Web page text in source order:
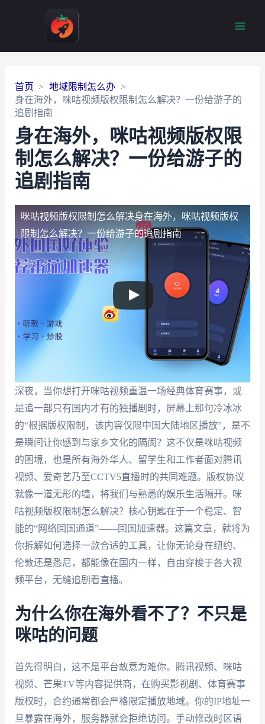
首页
地域限制怎么办
身在海外，咪咕视频版权限制怎么解决？一份给游子的
追剧指南
身在海外，咪咕视频版权限
制怎么解决？一份给游子的
追剧指南
咪咕视频版权限制怎么解决身在海外，咪咕视频版权
限制怎么解决？一份给游子的追剧指南
深夜，当你想打开咪咕视频重温一场经典体育赛事，或
是追一部只有国内才有的独播剧时，屏幕上那句冷冰冰
的“根据版权限制，该内容仅限中国大陆地区播放”，是不
是瞬间让你感到与家乡文化的隔阂？这不仅是咪咕视频
的困境，也是所有海外华人、留学生和工作者面对腾讯
视频、爱奇艺乃至CCTV5直播时的共同难题。版权协议
就像一道无形的墙，将我们与熟悉的娱乐生活隔开。咪
咕视频版权限制怎么解决？核心钥匙在于一个稳定、智
能的“网络回国通道”——回国加速器。这篇文章，就将为
你拆解如何选择一款合适的工具，让你无论身在纽约、
伦敦还是悉尼，都能像在国内一样，自由穿梭于各大视
频平台，无缝追剧看直播。
为什么你在海外看不了？不只是
咪咕的问题
首先得明白，这不是平台故意为难你。腾讯视频、咪咕
视频、芒果TV等内容提供商，在购买影视剧、体育赛事
版权时，合约通常都会严格限定播放地域。你的IP地址一
旦暴露在海外，服务器就会拒绝访问。手动修改时区语